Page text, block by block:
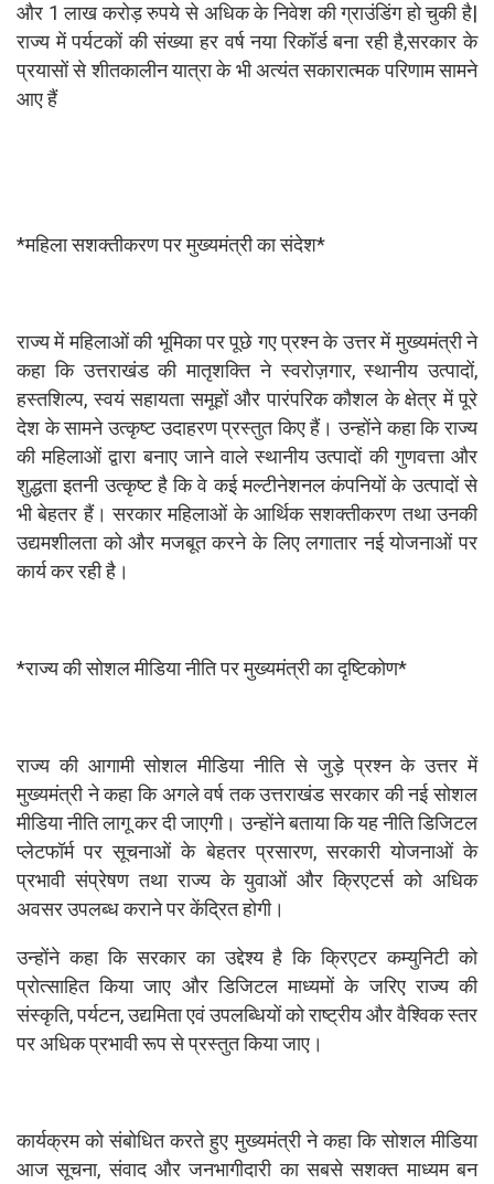
और 1 लाख करोड़ रुपये से अधिक के निवेश की ग्राउंडिंग हो चुकी है|
राज्य में पर्यटकों की संख्या हर वर्ष नया रिकॉर्ड बना रही है,सरकार के
प्रयासों से शीतकालीन यात्रा के भी अत्यंत सकारात्मक परिणाम सामने
आए हैं
*महिला सशक्तीकरण पर मुख्यमंत्री का संदेश*
राज्य में महिलाओं की भूमिका पर पूछे गए प्रश्न के उत्तर में मुख्यमंत्री ने
कहा कि उत्तराखंड की मातृशक्ति ने स्वरोज़गार, स्थानीय उत्पादों,
हस्तशिल्प, स्वयं सहायता समूहों और पारंपरिक कौशल के क्षेत्र में पूरे
देश के सामने उत्कृष्ट उदाहरण प्रस्तुत किए हैं। उन्होंने कहा कि राज्य
की महिलाओं द्वारा बनाए जाने वाले स्थानीय उत्पादों की गुणवत्ता और
शुद्धता इतनी उत्कृष्ट है कि वे कई मल्टीनेशनल कंपनियों के उत्पादों से
भी बेहतर हैं। सरकार महिलाओं के आर्थिक सशक्तीकरण तथा उनकी
उद्यमशीलता को और मजबूत करने के लिए लगातार नई योजनाओं पर
कार्य कर रही है।
*राज्य की सोशल मीडिया नीति पर मुख्यमंत्री का दृष्टिकोण*
राज्य की आगामी सोशल मीडिया नीति से जुड़े प्रश्न के उत्तर में
मुख्यमंत्री ने कहा कि अगले वर्ष तक उत्तराखंड सरकार की नई सोशल
मीडिया नीति लागू कर दी जाएगी। उन्होंने बताया कि यह नीति डिजिटल
प्लेटफॉर्म पर सूचनाओं के बेहतर प्रसारण, सरकारी योजनाओं के
प्रभावी संप्रेषण तथा राज्य के युवाओं और क्रिएटर्स को अधिक
अवसर उपलब्ध कराने पर केंद्रित होगी।
उन्होंने कहा कि सरकार का उद्देश्य है कि क्रिएटर कम्युनिटी को
प्रोत्साहित किया जाए और डिजिटल माध्यमों के जरिए राज्य की
संस्कृति, पर्यटन, उद्यमिता एवं उपलब्धियों को राष्ट्रीय और वैश्विक स्तर
पर अधिक प्रभावी रूप से प्रस्तुत किया जाए।
कार्यक्रम को संबोधित करते हुए मुख्यमंत्री ने कहा कि सोशल मीडिया
आज सूचना, संवाद और जनभागीदारी का सबसे सशक्त माध्यम बन